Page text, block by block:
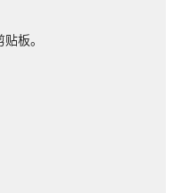
板。